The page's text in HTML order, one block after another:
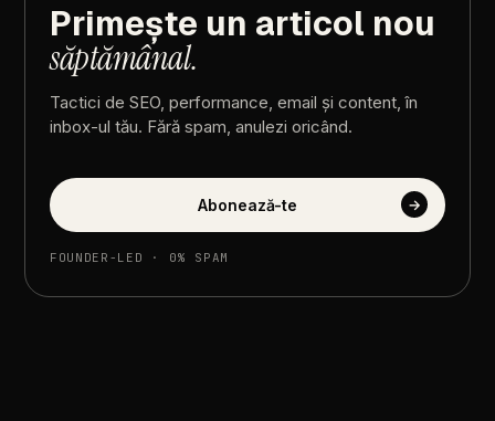
Primește un articol nou
săptămânal.
Tactici de SEO, performance, email și content, în
inbox-ul tău. Fără spam, anulezi oricând.
Abonează-te →
FOUNDER-LED · 0% SPAM